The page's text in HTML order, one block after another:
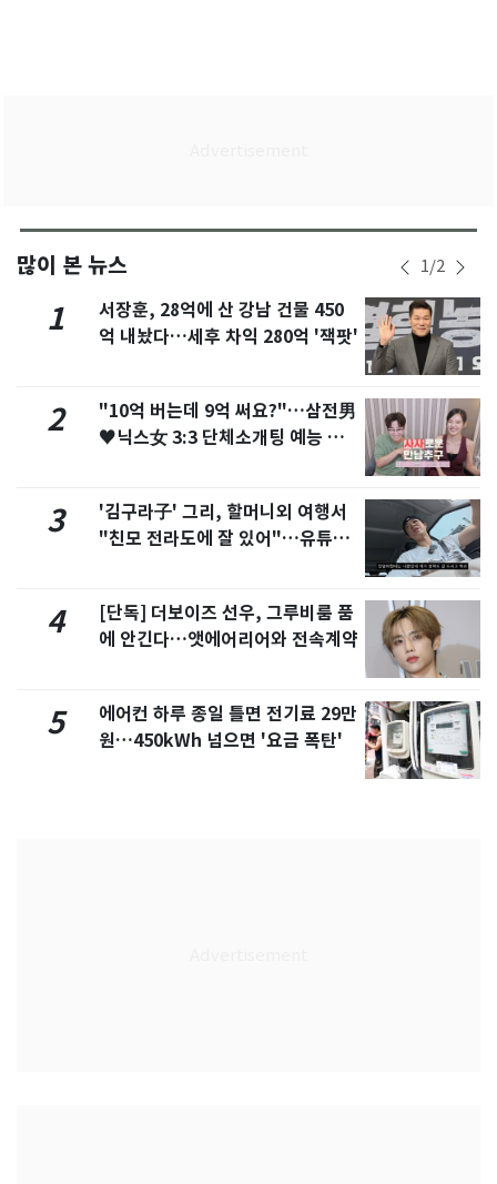
많이 본 뉴스 1/2
1
서장훈, 28억에 산 강남 건물 450
억 내놨다…세후 차익 280억 '잭팟'
2
"10억 버는데 9억 써요?"…삼전男
♥닉스女 3:3 단체소개팅 예능 화
3
'김구라子' 그리, 할머니외 여행서
"친모 전라도에 잘 있어"…유튜브
4
[단독] 더보이즈 선우, 그루비룸 품
에 안긴다…앳에어리어와 전속계약
5
에어컨 하루 종일 틀면 전기료 29만
원…450kWh 넘으면 '요금 폭탄'